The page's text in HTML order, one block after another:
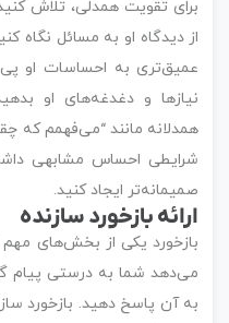
برای تقویت همدلی، تلاش کنید
از دیدگاه او به مسائل نگاه
عمیق‌تری به احساسات او پی
نیازها و دغدغه‌های او
همدلانه مانند “می‌فهمم که
شرایطی احساس مشابهی
صمیمانه‌تر ایجاد کنید.
ارائه بازخورد سازنده
بازخورد یکی از بخش‌های
می‌دهد شما به درستی پیام
به آن پاسخ دهید. بازخورد